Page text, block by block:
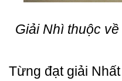
Giải Nhì thuộc
Từng đạt giải